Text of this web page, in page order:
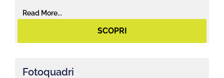
Read More...
SCOPRI
Fotoquadri